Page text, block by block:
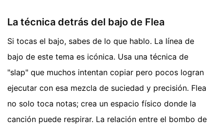
La técnica detrás del bajo de Flea
Si tocas el bajo, sabes de lo que hablo. La línea de
bajo de este tema es icónica. Usa una técnica de
"slap" que muchos intentan copiar pero pocos logran
ejecutar con esa mezcla de suciedad y precisión. Flea
no solo toca notas; crea un espacio físico donde la
canción puede respirar. La relación entre el bombo de